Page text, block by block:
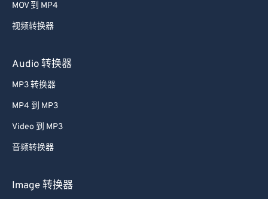
MOV 到 MP4
视频转换器
Audio 转换器
MP3 转换器
MP4 到 MP3
Video 到 MP3
音频转换器
Image 转换器